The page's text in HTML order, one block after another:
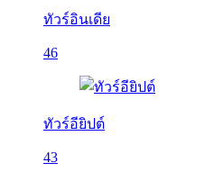
ทัวร์อินเดีย
46
ทัวร์อียิปต์
43